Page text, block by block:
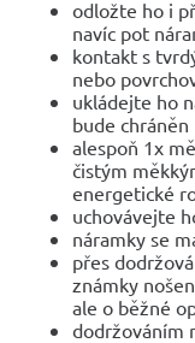
odložte ho i
navíc pot
kontakt s
nebo
ukládejte ho
bude
alespoň 1x
čistým
energetické
uchovávejte
náramky se
přes
známky
ale o běžné
dodržováním